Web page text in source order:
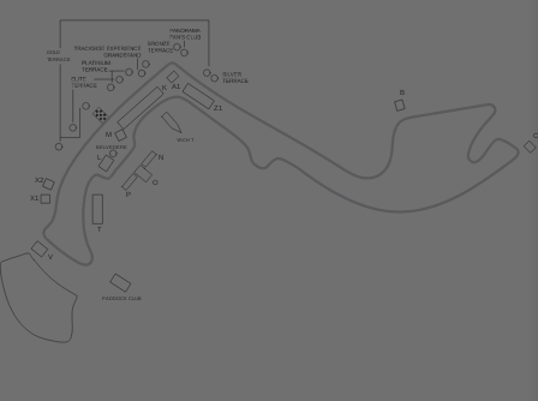
P
O
N
PADDOCK CLUB
V
X1
X2
C
B
Z1
A1
K
M
L
YACH T
GOLD
TERRACE
BELVEDERE